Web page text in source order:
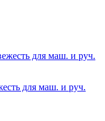
для маш. и руч.